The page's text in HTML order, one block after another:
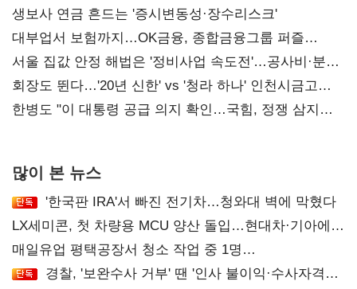
생보사 연금 흔드는 '증시변동성·장수리스크'
대부업서 보험까지…OK금융, 종합금융그룹 퍼즐
맞춘다
서울 집값 안정 해법은 '정비사업 속도전'…공사비·분쟁
해소도 과제
회장도 뛴다…'20년 신한' vs '청라 하나' 인천시금고
정면승부
한병도 "이 대통령 공급 의지 확인…국힘, 정쟁 삼지
많이 본 뉴스
'한국판 IRA'서 빠진 전기차…청와대 벽에 막혔다
LX세미콘, 첫 차량용 MCU 양산 돌입…현대차·기아에
공급
매일유업 평택공장서 청소 작업 중 1명
사망…"안전관리체계 재점검"
경찰, '보완수사 거부' 땐 '인사 불이익·수사자격